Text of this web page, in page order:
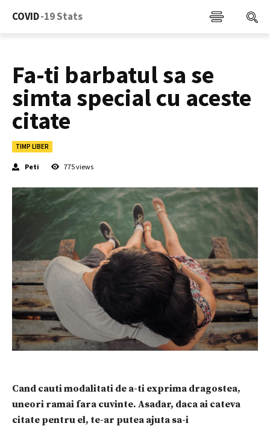
COVID-19 Stats
Fa-ti barbatul sa se
simta special cu aceste
citate
TIMP LIBER
Peti 775views
Cand cauti modalitati de a-ti exprima dragostea,
uneori ramai fara cuvinte. Asadar, daca ai cateva
citate pentru el, te-ar putea ajuta sa-i